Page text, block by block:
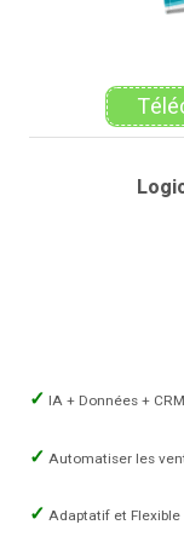
IA + Données + CRM
Automatiser les
Adaptatif et Flexible